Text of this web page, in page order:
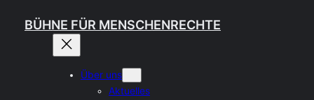
InhaltBÜHNE FÜR MENSCHENRECHTE
Über uns
Aktuelles